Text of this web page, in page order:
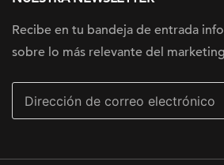
Recibe en tu bandeja de entrada
sobre lo más relevante del